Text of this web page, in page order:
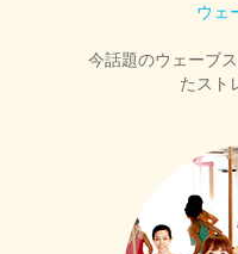
ウェ
今話題のウェーブ
たスト